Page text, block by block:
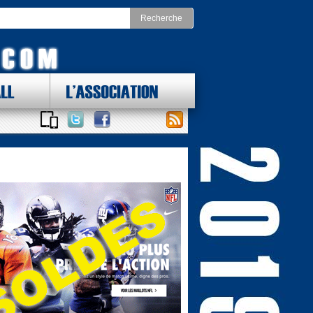
FOOTBALL CONFERENCE
Redskins
Minnesota Vikings
Division Ouest
Falcons
Arizona Cardinals
Panthers
Los Angeles Rams
Saints
San Francisco 49ers
Bay Buccaneers
Seattle Seahawks
L'ASSOCIATION
DES LOTS !